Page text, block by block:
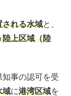
される水域と、
陸上区域（陸
事の認可を受
域に港湾区域を